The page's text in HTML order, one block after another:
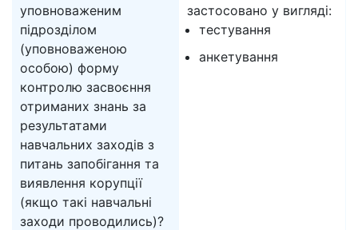
уповноваженим
підрозділом
(уповноваженою
особою) форму
контролю засвоєння
отриманих знань за
результатами
навчальних заходів з
питань запобігання та
виявлення корупції
(якщо такі навчальні
заходи проводились)?
застосовано у вигляді:
тестування
анкетування